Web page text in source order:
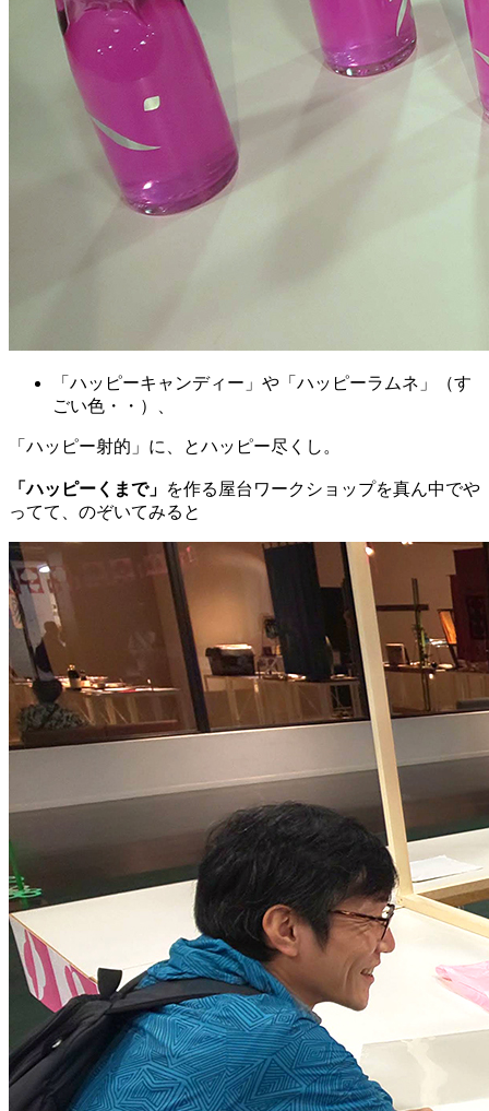
「ハッピーキャンディー」や「ハッピーラムネ」（す
ごい色・・）、
「ハッピー射的」に、とハッピー尽くし。
「ハッピーくまで」 を作る屋台ワークショップを真ん中でや
ってて、のぞいてみると